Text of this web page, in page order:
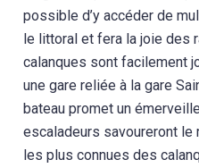
possible d’y accéder de
le littoral et fera la joie des
calanques sont facilement
une gare reliée à la gare
bateau promet un
escaladeurs savoureront
les plus connues des